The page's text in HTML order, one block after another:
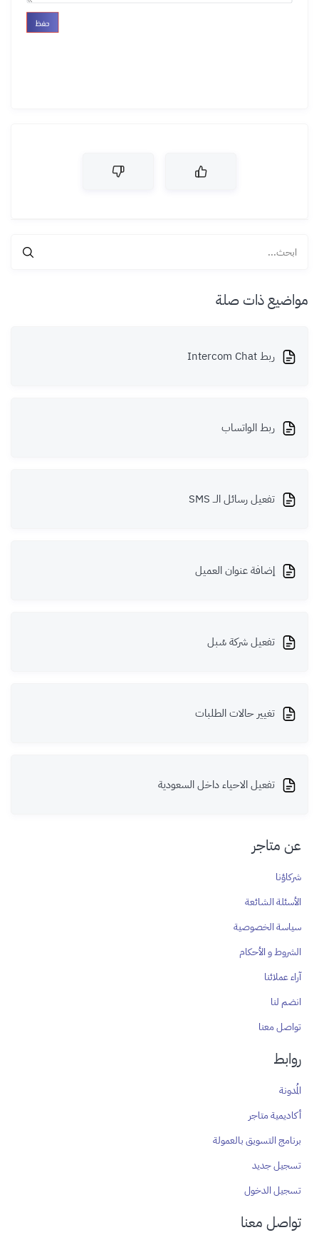
مواضيع ذات صلة
ربط Intercom Chat
ربط الواتساب
تفعيل رسائل الــ SMS
إضافة عنوان العميل
تفعيل شركة سُبل
تغيير حالات الطلبات
تفعيل الاحياء داخل السعودية
عن متاجر
شركاؤنا
الأسئلة الشائعة
سياسة الخصوصية
الشروط و الأحكام
آراء عملائنا
انضم لنا
تواصل معنا
روابط
المُدونة
أكاديمية متاجر
برنامج التسويق بالعمولة
تسجيل جديد
تسجيل الدخول
تواصل معنا